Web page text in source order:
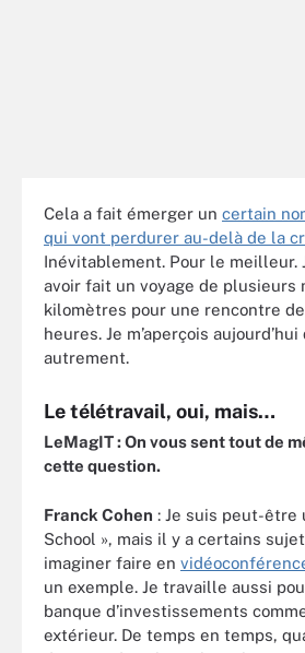
Cela a fait émerger un certain
qui vont perdurer au-delà de la
Inévitablement. Pour le meilleur.
avoir fait un voyage de plusieurs
kilomètres pour une rencontre
heures. Je m’aperçois
autrement.
Le télétravail, oui, mais…
LeMagIT : On vous sent tout de
cette question.
Franck Cohen : Je suis peut-être
School », mais il y a certains
imaginer faire en
un exemple. Je travaille aussi
banque d’investissements
extérieur. De temps en temps,